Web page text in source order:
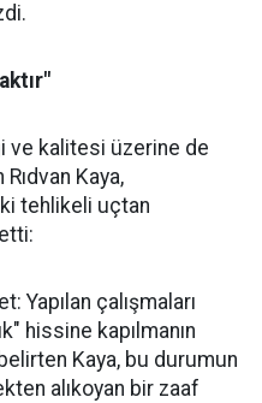
ve kalitesi üzerine de
Kaya,
tehlikeli uçtan
Yapılan çalışmaları
hissine kapılmanın
Kaya, bu durumun
alıkoyan bir zaaf